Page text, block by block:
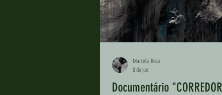
Documentário
Marcella Rosa
8 de jun.